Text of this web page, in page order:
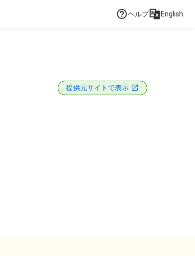
ヘルプ English
提供元サイトで表示